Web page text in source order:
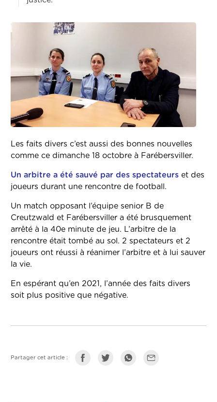
Les faits divers c’est aussi des bonnes nouvelles
comme ce dimanche 18 octobre à Farébersviller.
Un arbitre a été sauvé par des spectateurs et des
joueurs durant une rencontre de football.
Un match opposant l’équipe senior B de
Creutzwald et Farébersviller a été brusquement
arrêté à la 40e minute de jeu. L’arbitre de la
rencontre était tombé au sol. 2 spectateurs et 2
joueurs ont réussi à réanimer l’arbitre et à lui sauver
la vie.
En espérant qu’en 2021, l’année des faits divers
soit plus positive que négative.
Partager cet article :